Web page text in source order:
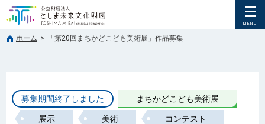
ホーム > 「第20回まちかどこども美術展」作品募集
募集期間終了しました まちかどこども美術展
展示 美術 コンテスト